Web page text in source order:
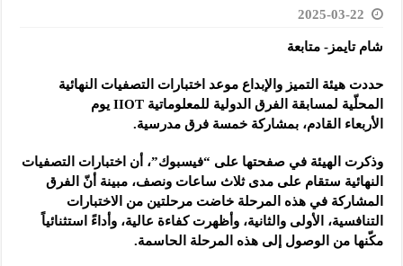
2025-03-22
شام تايمز- متابعة
حددت هيئة التميز والإبداع موعد اختبارات التصفيات النهائية
المحلّية لمسابقة الفرق الدولية للمعلوماتية IIOT يوم
الأربعاء القادم، بمشاركة خمسة فرق مدرسية.
وذكرت الهيئة في صفحتها على “فيسبوك”، أن اختبارات التصفيات
النهائية ستقام على مدى ثلاث ساعات ونصف، مبينة أنّ الفرق
المشاركة في هذه المرحلة خاضت مرحلتين من الاختبارات
التنافسية، الأولى والثانية، وأظهرت كفاءة عالية، وأداءً استثنائياً
مكّنها من الوصول إلى هذه المرحلة الحاسمة.